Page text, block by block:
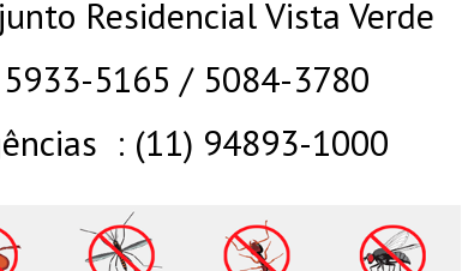
Residencial Vista Verde
5165 / 5084-3780
: (11) 94893-1000